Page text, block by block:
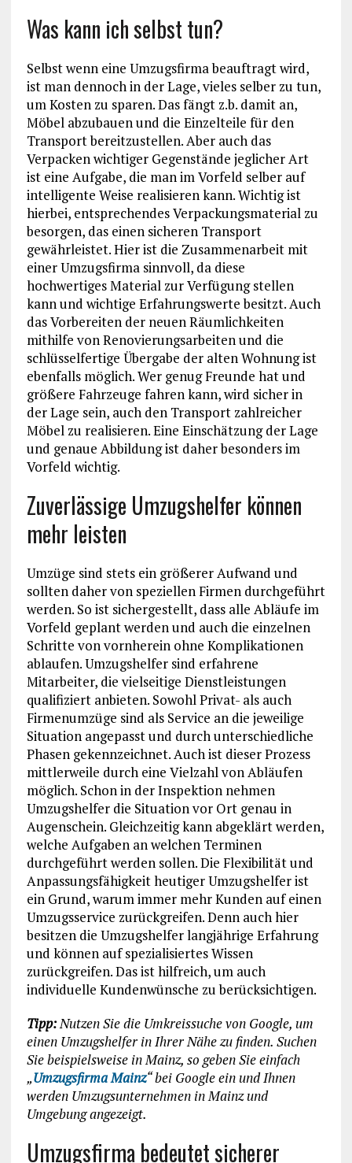
Was kann ich selbst tun?
Selbst wenn eine Umzugsfirma beauftragt wird,
ist man dennoch in der Lage, vieles selber zu tun,
um Kosten zu sparen. Das fängt z.b. damit an,
Möbel abzubauen und die Einzelteile für den
Transport bereitzustellen. Aber auch das
Verpacken wichtiger Gegenstände jeglicher Art
ist eine Aufgabe, die man im Vorfeld selber auf
intelligente Weise realisieren kann. Wichtig ist
hierbei, entsprechendes Verpackungsmaterial zu
besorgen, das einen sicheren Transport
gewährleistet. Hier ist die Zusammenarbeit mit
einer Umzugsfirma sinnvoll, da diese
hochwertiges Material zur Verfügung stellen
kann und wichtige Erfahrungswerte besitzt. Auch
das Vorbereiten der neuen Räumlichkeiten
mithilfe von Renovierungsarbeiten und die
schlüsselfertige Übergabe der alten Wohnung ist
ebenfalls möglich. Wer genug Freunde hat und
größere Fahrzeuge fahren kann, wird sicher in
der Lage sein, auch den Transport zahlreicher
Möbel zu realisieren. Eine Einschätzung der Lage
und genaue Abbildung ist daher besonders im
Vorfeld wichtig.
Zuverlässige Umzugshelfer können
mehr leisten
Umzüge sind stets ein größerer Aufwand und
sollten daher von speziellen Firmen durchgeführt
werden. So ist sichergestellt, dass alle Abläufe im
Vorfeld geplant werden und auch die einzelnen
Schritte von vornherein ohne Komplikationen
ablaufen. Umzugshelfer sind erfahrene
Mitarbeiter, die vielseitige Dienstleistungen
qualifiziert anbieten. Sowohl Privat- als auch
Firmenumzüge sind als Service an die jeweilige
Situation angepasst und durch unterschiedliche
Phasen gekennzeichnet. Auch ist dieser Prozess
mittlerweile durch eine Vielzahl von Abläufen
möglich. Schon in der Inspektion nehmen
Umzugshelfer die Situation vor Ort genau in
Augenschein. Gleichzeitig kann abgeklärt werden,
welche Aufgaben an welchen Terminen
durchgeführt werden sollen. Die Flexibilität und
Anpassungsfähigkeit heutiger Umzugshelfer ist
ein Grund, warum immer mehr Kunden auf einen
Umzugsservice zurückgreifen. Denn auch hier
besitzen die Umzugshelfer langjährige Erfahrung
und können auf spezialisiertes Wissen
zurückgreifen. Das ist hilfreich, um auch
individuelle Kundenwünsche zu berücksichtigen.
Tipp:Nutzen Sie die Umkreissuche von Google, um
einen Umzugshelfer in Ihrer Nähe zu finden. Suchen
Sie beispielsweise in Mainz, so geben Sie einfach
„Umzugsfirma Mainz“ bei Google ein und Ihnen
werden Umzugsunternehmen in Mainz und
Umgebung angezeigt.
Umzugsfirma bedeutet sicherer